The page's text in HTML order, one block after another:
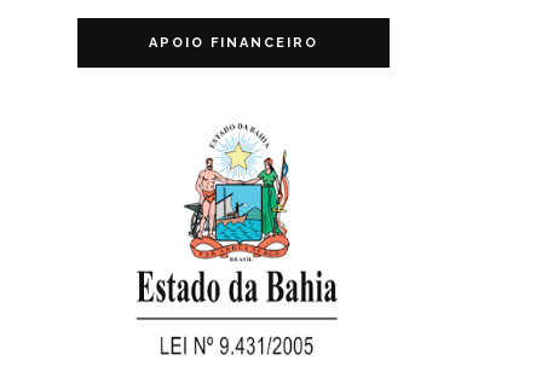
APOIO FINANCEIRO